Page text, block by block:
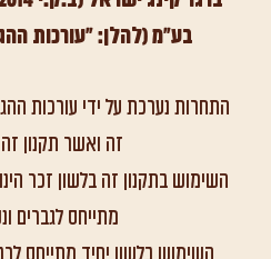
בע"מ (להלן: "עורכות
התחרות נערכת על ידי עורכות
זה ואשר תקנון
השימוש בתקנון זה בלשון זכר
מתייחס לגברים
השימוש בלשון יחיד מתייחס